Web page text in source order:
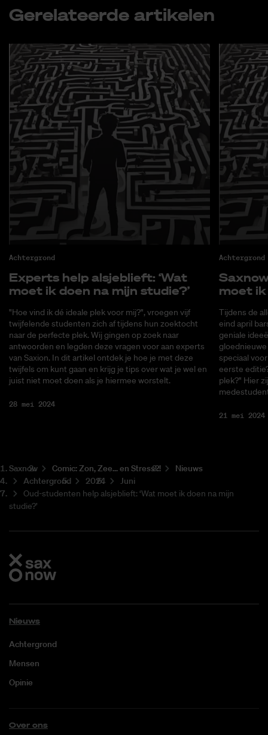
Ge­re­la­teer­de ar­ti­ke­len
Achtergrond
Ex­perts help als­je­blieft: ‘Wat
moet ik doen na mijn stu­die?’
"Hoe vind ik dé ideale plek voor mij?", vroegen vijf
twijfelende studenten zich af tijdens hun zoektocht
naar de perfecte plek. Wij gingen op zoek naar
antwoorden en legden deze vragen voor aan experts
van Saxion. In dit artikel ontdek je hoe je met deze
twijfels om kunt gaan en krijg je tips over wat je wel en
juist niet moet doen als je hiermee worstelt.
28 mei 2024
Achtergrond
moet ik
Tijdens de
eind april
geniale
speciaal
eerste
plek?" Hier
21 mei 2024
Saxnow Co­mic: Zon, Zee... en Stress?!
Nieuws
Achtergrond
2024
Juni
Oud-studenten help alsjeblieft: ‘Wat moet ik doen na mijn
studie?’
Nieuws
Achtergrond
Mensen
Opinie
Over ons